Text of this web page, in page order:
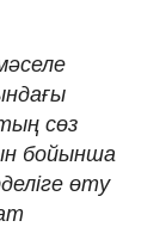
сөз
бойынша
өту